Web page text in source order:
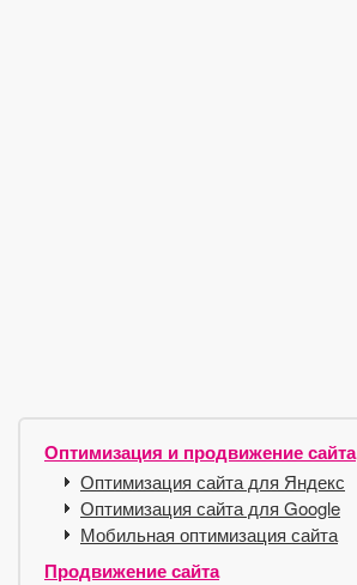
Оптимизация и продвижение сайта
Оптимизация сайта для Яндекс
Оптимизация сайта для Google
Мобильная оптимизация сайта
Продвижение сайта